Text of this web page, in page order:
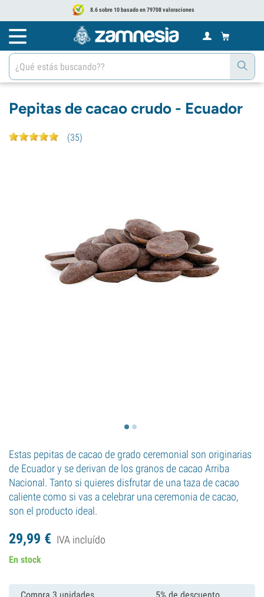
8.6 sobre 10 basado en 79708 valoraciones
Pepitas de cacao crudo - Ecuador
(35)
Estas pepitas de cacao de grado ceremonial son originarias
de Ecuador y se derivan de los granos de cacao Arriba
Nacional. Tanto si quieres disfrutar de una taza de cacao
caliente como si vas a celebrar una ceremonia de cacao,
son el producto ideal.
29,99 € IVA incluído
En stock